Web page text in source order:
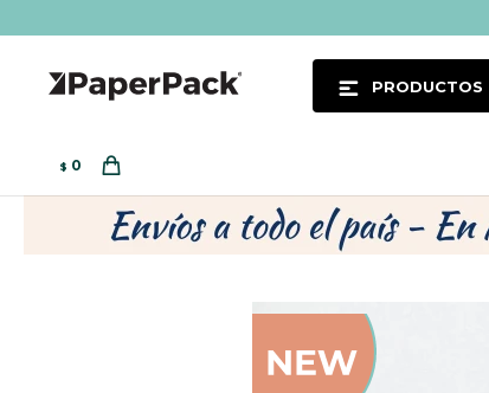
PRODUCTOS
$ 0